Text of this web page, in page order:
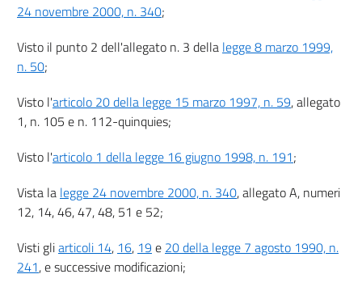
12
Sezione II
Contributo di costruzione
18
19
Sezione III
Procedimento
24 novembre 2000, n. 340;
Visto il punto 2 dell'allegato n. 3 della legge 8 marzo 1999,
n. 50;
Visto l'articolo 20 della legge 15 marzo 1997, n. 59, allegato
1, n. 105 e n. 112-quinquies;
Visto l'articolo 1 della legge 16 giugno 1998, n. 191;
Vista la legge 24 novembre 2000, n. 340, allegato A, numeri
12, 14, 46, 47, 48, 51 e 52;
Visti gliarticoli 14, 16, 19 e 20 della legge 7 agosto 1990, n.
241, e successive modificazioni;